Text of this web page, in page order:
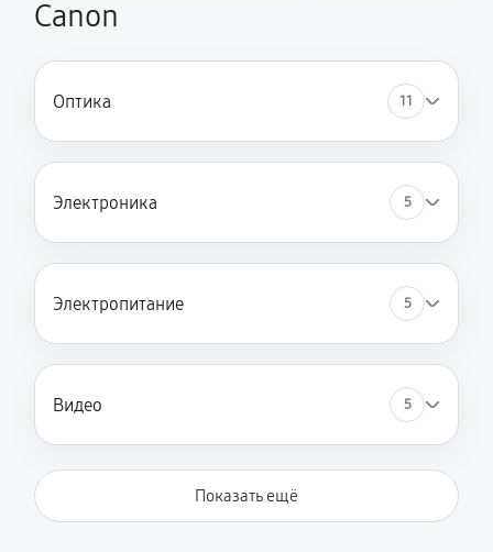
Canon
Оптика 11
Электроника 5
Электропитание 5
Видео 5
Показать ещё